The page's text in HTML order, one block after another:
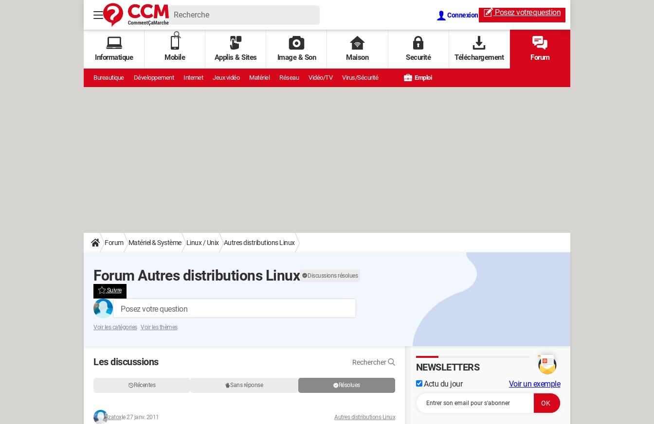
Connexion Posez votrequestion
Informatique Mobile Applis & Sites Image & Son Maison Securité Téléchargement Forum
Bureautique Développement Internet Jeux vidéo Matériel Réseau Vidéo/TV Virus/Sécurité Emploi
Forum Matériel & Système Linux / Unix Autres distributions Linux
Forum Autres distributions Linux Discussions résolues
Suivre
Posez votre question
Voir les catégories Voir les thèmes
Les discussions Rechercher
Récentes Sans réponse Résolues
zatoxle 27 janv. 2011 Autres distributions Linux
NEWSLETTERS
Actu du jour Voir un exemple